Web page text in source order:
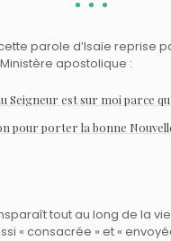
parole d’Isaïe reprise
apostolique :
Seigneur est sur moi parce
pour porter la bonne
tout au long de la vie
« consacrée » et «